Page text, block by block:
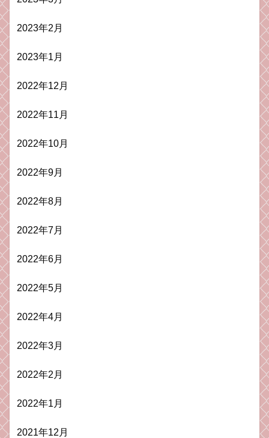
2023年2月
2023年1月
2022年12月
2022年11月
2022年10月
2022年9月
2022年8月
2022年7月
2022年6月
2022年5月
2022年4月
2022年3月
2022年2月
2022年1月
2021年12月